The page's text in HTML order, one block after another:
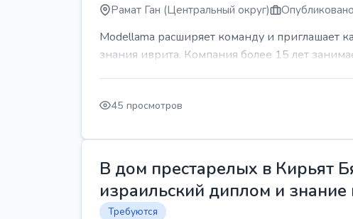
Рамат Ган (Центральный округ)
Modellama расширяет команду и приглашает
знания иврита. Компания более 15 лет
45 просмотров
В дом престарелых в Кирьят
израильский диплом и
Требуются